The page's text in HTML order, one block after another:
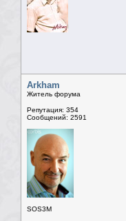
Arkham
Житель форума
Репутация: 354
Сообщений: 2591
SOS3M